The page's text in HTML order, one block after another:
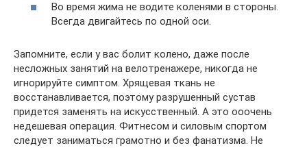
Во время жима не водите коленями в стороны.
Всегда двигайтесь по одной оси.
Запомните, если у вас болит колено, даже после
несложных занятий на велотренажере, никогда не
игнорируйте симптом. Хрящевая ткань не
восстанавливается, поэтому разрушенный сустав
придется заменять на искусственный. А это ооочень
недешевая операция. Фитнесом и силовым спортом
следует заниматься грамотно и без фанатизма. Не